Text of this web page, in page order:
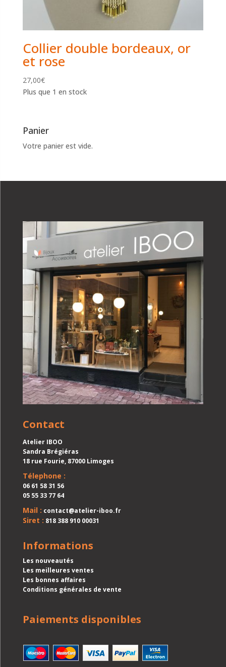
Collier double bordeaux, or
et rose
27,00€
Plus que 1 en stock
Panier
Votre panier est vide.
Contact
Atelier IBOO
Sandra Brégiéras
18 rue Fourie, 87000 Limoges
Télephone :
06 61 58 31 56
05 55 33 77 64
Mail : contact@atelier-iboo.fr
Siret : 818 388 910 00031
Informations
Les nouveautés
Les meilleures ventes
Les bonnes affaires
Conditions générales de vente
Paiements disponibles